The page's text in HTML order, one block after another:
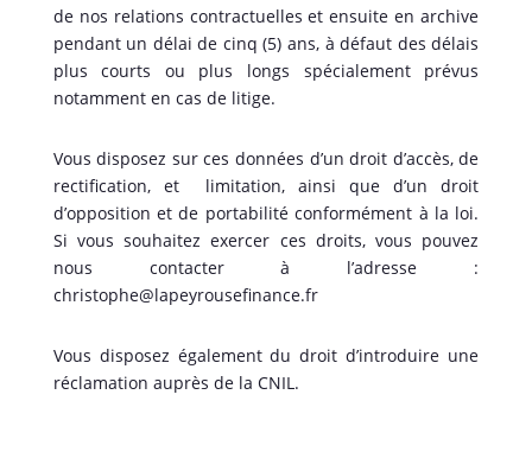
de nos relations contractuelles et ensuite en archive
pendant un délai de cinq (5) ans, à défaut des délais
plus courts ou plus longs spécialement prévus
notamment en cas de litige.
Vous disposez sur ces données d’un droit d’accès, de
rectification, et limitation, ainsi que d’un droit
d’opposition et de portabilité conformément à la loi.
Si vous souhaitez exercer ces droits, vous pouvez
nous contacter à l’adresse :
christophe@lapeyrousefinance.fr
Vous disposez également du droit d’introduire une
réclamation auprès de la CNIL.